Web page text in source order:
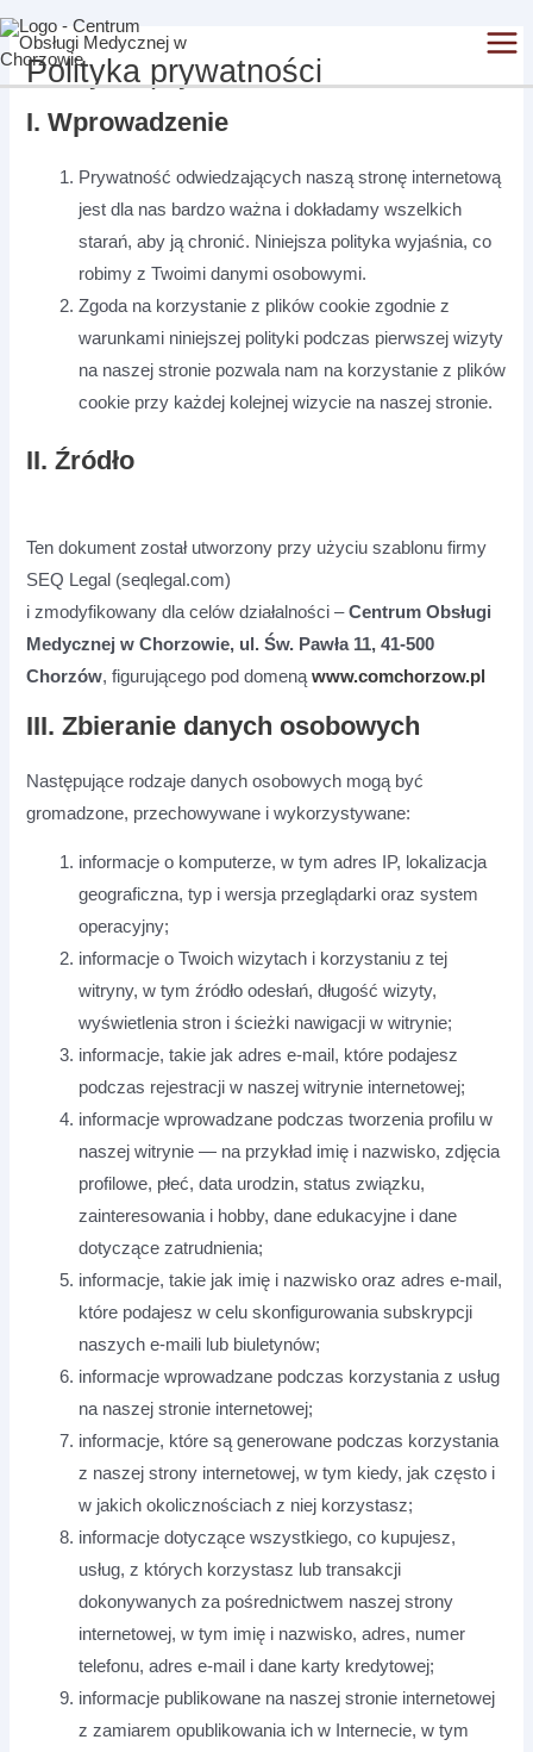
Skip
contentPolityka prywatności
I. Wprowadzenie
Prywatność odwiedzających naszą stronę internetową
jest dla nas bardzo ważna i dokładamy wszelkich
starań, aby ją chronić. Niniejsza polityka wyjaśnia, co
robimy z Twoimi danymi osobowymi.
Zgoda na korzystanie z plików cookie zgodnie z
warunkami niniejszej polityki podczas pierwszej wizyty
na naszej stronie pozwala nam na korzystanie z plików
cookie przy każdej kolejnej wizycie na naszej stronie.
II. Źródło
Ten dokument został utworzony przy użyciu szablonu firmy
SEQ Legal (seqlegal.com)
i zmodyfikowany dla celów działalności –Centrum Obsługi
Medycznej w Chorzowie, ul. Św. Pawła 11, 41-500
Chorzów, figurującego pod domenąwww.comchorzow.pl
III. Zbieranie danych osobowych
Następujące rodzaje danych osobowych mogą być
gromadzone, przechowywane i wykorzystywane:
informacje o komputerze, w tym adres IP, lokalizacja
geograficzna, typ i wersja przeglądarki oraz system
operacyjny;
informacje o Twoich wizytach i korzystaniu z tej
witryny, w tym źródło odesłań, długość wizyty,
wyświetlenia stron i ścieżki nawigacji w witrynie;
informacje, takie jak adres e-mail, które podajesz
podczas rejestracji w naszej witrynie internetowej;
informacje wprowadzane podczas tworzenia profilu w
naszej witrynie — na przykład imię i nazwisko, zdjęcia
profilowe, płeć, data urodzin, status związku,
zainteresowania i hobby, dane edukacyjne i dane
dotyczące zatrudnienia;
informacje, takie jak imię i nazwisko oraz adres e-mail,
które podajesz w celu skonfigurowania subskrypcji
naszych e-maili lub biuletynów;
informacje wprowadzane podczas korzystania z usług
na naszej stronie internetowej;
informacje, które są generowane podczas korzystania
z naszej strony internetowej, w tym kiedy, jak często i
w jakich okolicznościach z niej korzystasz;
informacje dotyczące wszystkiego, co kupujesz,
usług, z których korzystasz lub transakcji
dokonywanych za pośrednictwem naszej strony
internetowej, w tym imię i nazwisko, adres, numer
telefonu, adres e-mail i dane karty kredytowej;
informacje publikowane na naszej stronie internetowej
z zamiarem opublikowania ich w Internecie, w tym